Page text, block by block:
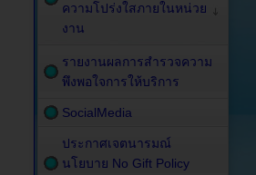
ความโปร่งใสภายในหน่วย
งาน
รายงานผลการสำรวจความ
พึงพอใจการให้บริการ
SocialMedia
ประกาศเจตนารมณ์
นโยบาย No Gift Policy